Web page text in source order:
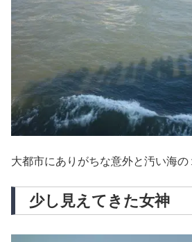
大都市にありがちな意外と汚い海の
少し見えてきた女神